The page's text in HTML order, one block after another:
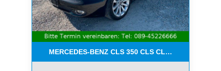
MERCEDES-BENZ CLS 350 CLS CLS 350